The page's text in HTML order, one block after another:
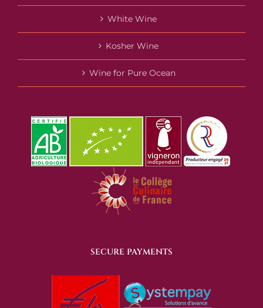
White Wine
Kosher Wine
Wine for Pure Ocean
SECURE PAYMENTS